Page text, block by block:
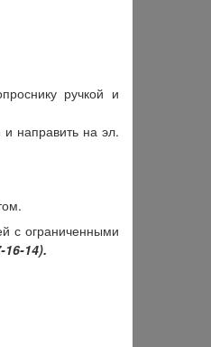
ручкой и
и направить на эл.
с ограниченными
14).